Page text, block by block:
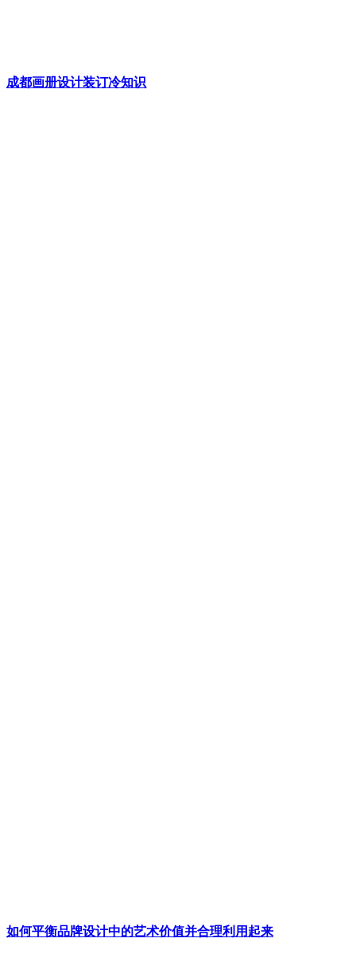
成都画册设计装订冷知识
如何平衡品牌设计中的艺术价值并合理利用起来